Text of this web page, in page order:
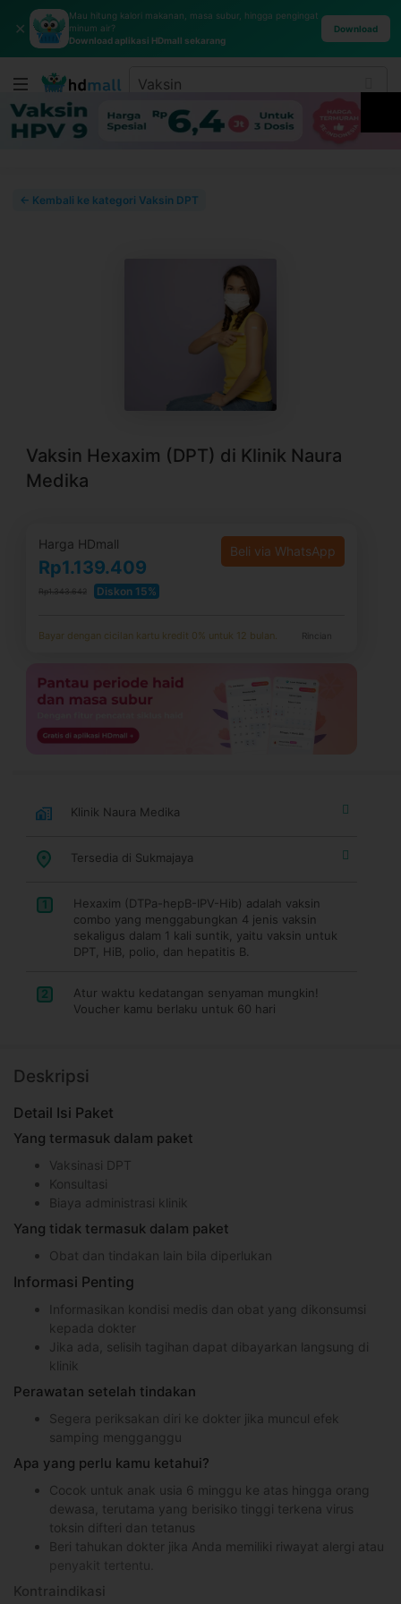
✕
Mau hitung kalori makanan, masa subur, hingga pengingat
minum air?
Download aplikasi HDmall sekarang
Download
← Kembali ke kategori Vaksin DPT
Vaksin Hexaxim (DPT) di Klinik Naura
Medika
Harga HDmall
Rp1.139.409
Rp1.343.642 Diskon 15%
Beli via WhatsApp
Bayar dengan cicilan kartu kredit 0% untuk 12 bulan. Rincian
Klinik Naura Medika
Tersedia di Sukmajaya
1
Hexaxim (DTPa-hepB-IPV-Hib) adalah vaksin
combo yang menggabungkan 4 jenis vaksin
sekaligus dalam 1 kali suntik, yaitu vaksin untuk
DPT, HiB, polio, dan hepatitis B.
2
Atur waktu kedatangan senyaman mungkin!
Voucher kamu berlaku untuk 60 hari
Deskripsi
Detail Isi Paket
Yang termasuk dalam paket
Vaksinasi DPT
Konsultasi
Biaya administrasi klinik
Yang tidak termasuk dalam paket
Obat dan tindakan lain bila diperlukan
Informasi Penting
Informasikan kondisi medis dan obat yang dikonsumsi
kepada dokter
Jika ada, selisih tagihan dapat dibayarkan langsung di
klinik
Perawatan setelah tindakan
Segera periksakan diri ke dokter jika muncul efek
samping mengganggu
Apa yang perlu kamu ketahui?
Cocok untuk anak usia 6 minggu ke atas hingga orang
dewasa, terutama yang berisiko tinggi terkena virus
toksin difteri dan tetanus
Beri tahukan dokter jika Anda memiliki riwayat alergi atau
penyakit tertentu.
Kontraindikasi